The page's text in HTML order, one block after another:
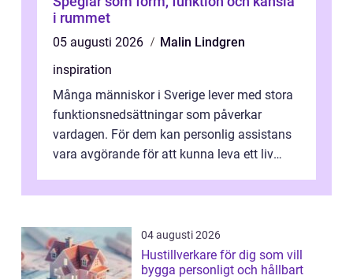
i rummet
05 augusti 2026
Malin Lindgren
inspiration
Många människor i Sverige lever med stora
funktionsnedsättningar som påverkar
vardagen. För dem kan personlig assistans
vara avgörande för att kunna leva ett liv
04 augusti 2026
Hustillverkare för dig som vill
bygga personligt och hållbart